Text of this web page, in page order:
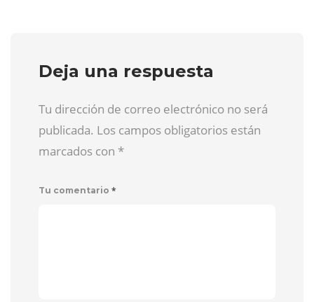
Deja una respuesta
Tu dirección de correo electrónico no será
publicada. Los campos obligatorios están
marcados con *
Tu comentario *